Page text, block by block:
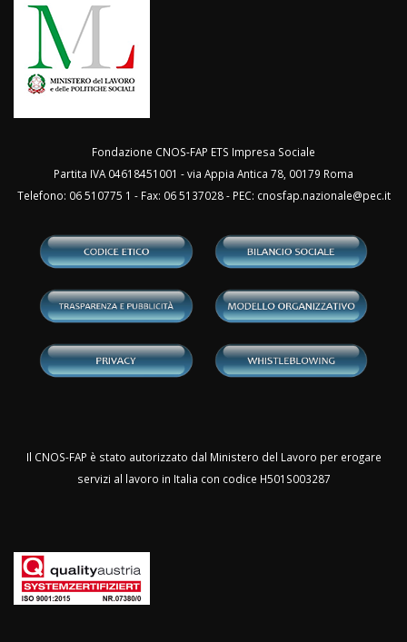
Fondazione CNOS-FAP ETS Impresa Sociale
Partita IVA 04618451001 - via Appia Antica 78, 00179 Roma
Telefono: 06 510775 1 - Fax: 06 5137028 - PEC: cnosfap.nazionale@pec.it
Il CNOS-FAP è stato autorizzato dal Ministero del Lavoro per erogare
servizi al lavoro in Italia con codice H501S003287